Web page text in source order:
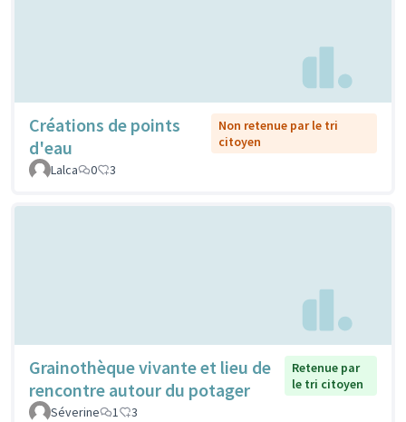
Créations de points
d'eau
Non retenue par le tri
citoyen
Lalca
0 3
Grainothèque vivante et lieu de
rencontre autour du potager
Retenue par
le tri citoyen
Séverine
1 3